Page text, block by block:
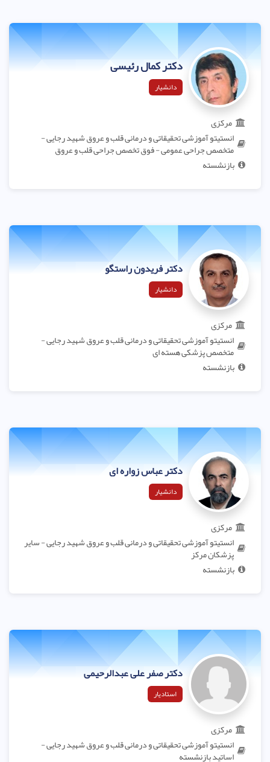
دکتر کمال رئیسی
دانشیار
مرکزی
انستیتو آموزشی تحقیقاتی و درمانی قلب و عروق شهید رجایی -
متخصص جراحی عمومی - فوق تخصص جراحی قلب و عروق
بازنشسته
دکتر فریدون راستگو
دانشیار
مرکزی
انستیتو آموزشی تحقیقاتی و درمانی قلب و عروق شهید رجایی -
متخصص پزشکی هسته ای
بازنشسته
دکتر عباس زواره ای
دانشیار
مرکزی
انستیتو آموزشی تحقیقاتی و درمانی قلب و عروق شهید رجایی - سایر
پزشکان مرکز
بازنشسته
دکتر صفر علی عبدالرحیمی
استادیار
مرکزی
انستیتو آموزشی تحقیقاتی و درمانی قلب و عروق شهید رجایی -
اساتید بازنشسته